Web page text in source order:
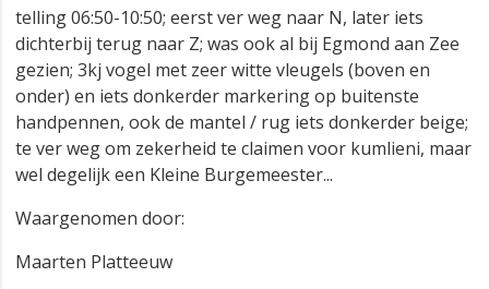
telling 06:50-10:50; eerst ver weg naar N, later iets
dichterbij terug naar Z; was ook al bij Egmond aan Zee
gezien; 3kj vogel met zeer witte vleugels (boven en
onder) en iets donkerder markering op buitenste
handpennen, ook de mantel / rug iets donkerder beige;
te ver weg om zekerheid te claimen voor kumlieni, maar
wel degelijk een Kleine Burgemeester...
Waargenomen door:
Maarten Platteeuw